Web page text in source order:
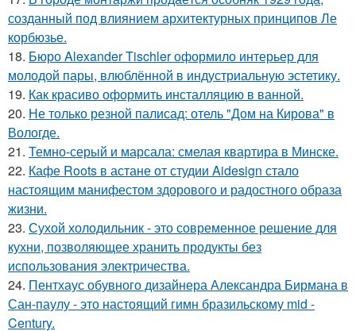
созданный под влиянием архитектурных принципов Ле
корбюзье.
18. Бюро Alexander Tischler оформило интерьер для
молодой пары, влюблённой в индустриальную эстетику.
19. Как красиво оформить инсталляцию в ванной.
20. Не только резной палисад: отель "Дом на Кирова" в
Вологде.
21. Темно-серый и марсала: смелая квартира в Минске.
22. Кафе Roots в астане от студии Aidesign стало
настоящим манифестом здорового и радостного образа
жизни.
23. Сухой холодильник - это современное решение для
кухни, позволяющее хранить продукты без
использования электричества.
24. Пентхаус обувного дизайнера Александра Бирмана в
Сан-паулу - это настоящий гимн бразильскому mid -
Century.